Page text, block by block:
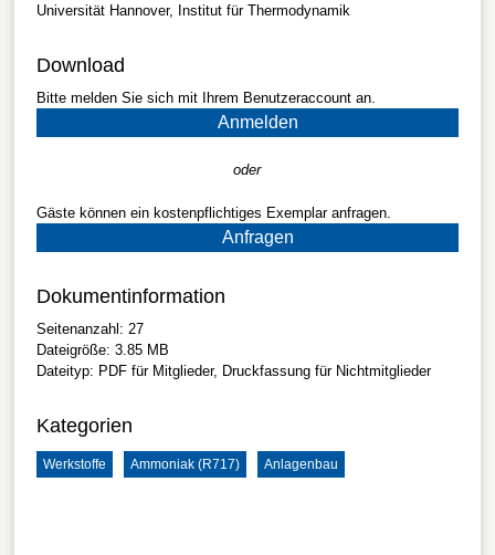
Universität Hannover, Institut für Thermodynamik
Download
Bitte melden Sie sich mit Ihrem Benutzeraccount an.
Anmelden
oder
Gäste können ein kostenpflichtiges Exemplar anfragen.
Anfragen
Dokumentinformation
Seitenanzahl:27
Dateigröße:3.85 MB
Dateityp: PDF für Mitglieder, Druckfassung für Nichtmitglieder
Kategorien
Werkstoffe Ammoniak (R717) Anlagenbau